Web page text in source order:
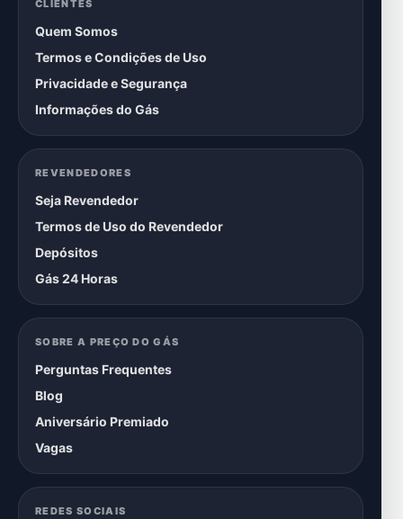
CLIENTES
Quem Somos
Termos e Condições de Uso
Privacidade e Segurança
Informações do Gás
REVENDEDORES
Seja Revendedor
Termos de Uso do Revendedor
Depósitos
Gás 24 Horas
SOBRE A PREÇO DO GÁS
Perguntas Frequentes
Blog
Aniversário Premiado
Vagas
REDES SOCIAIS